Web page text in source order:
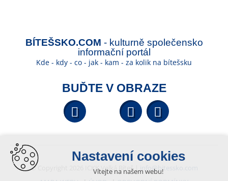
BÍTEŠSKO.COM - kulturně společensko
informační portál
Kde - kdy - co - jak - kam - za kolik na bítešsku
BUĎTE V OBRAZE
Facebook YouTube
© Copyright 2026 ICKK Velká Bíteš |
info@bitessko.com
Nastavení cookies
Vítejte na našem webu!